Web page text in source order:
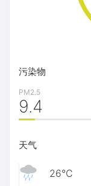
污染物
PM2.5
9.4
天气
26℃